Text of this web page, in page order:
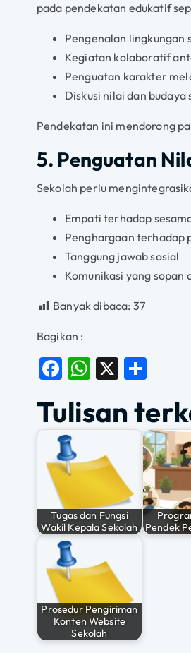
pada pendekatan edukatif
Pengenalan
Kegiatan kolaboratif
Penguatan karakter
Diskusi nilai dan budaya
Pendekatan ini mendorong
5. Penguatan
Sekolah perlu
Empati terhadap
Penghargaan terhadap
Tanggung jawab sosial
Komunikasi yang sopan
Banyak dibaca: 37
Bagikan :
F
c
e
b
o
o
k
W
at
s
A
p
X
a
re
Tulisan
Tugas dan Fungsi
Wakil Kepala Sekolah
Pendek
Prosedur Pengiriman
Konten Website
Sekolah